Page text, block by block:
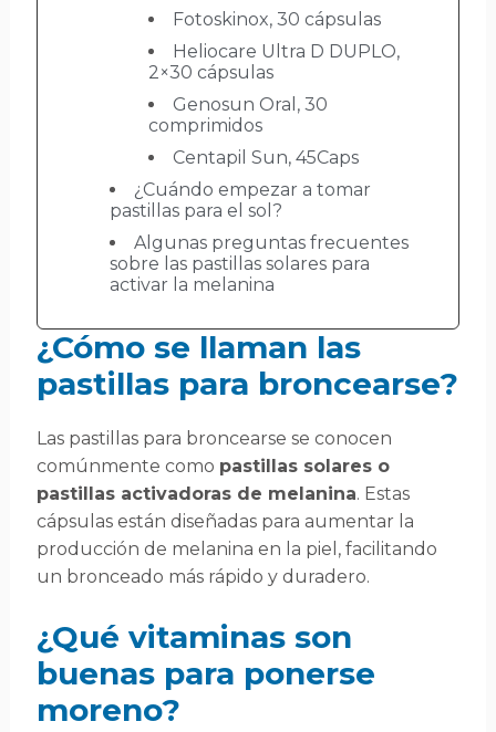
Fotoskinox, 30 cápsulas
Heliocare Ultra D DUPLO,
2×30 cápsulas
Genosun Oral, 30
comprimidos
Centapil Sun, 45Caps
¿Cuándo empezar a tomar
pastillas para el sol?
Algunas preguntas frecuentes
sobre las pastillas solares para
activar la melanina
¿Cómo se llaman las
pastillas para broncearse?
Las pastillas para broncearse se conocen
comúnmente como pastillas solares o
pastillas activadoras de melanina. Estas
cápsulas están diseñadas para aumentar la
producción de melanina en la piel, facilitando
un bronceado más rápido y duradero.
¿Qué vitaminas son
buenas para ponerse
moreno?